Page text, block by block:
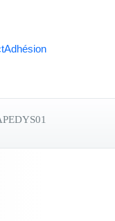
Adhésion